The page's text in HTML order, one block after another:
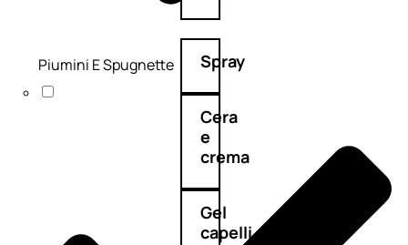
Spray
Cera
e
crema
Gel
capelli
Piumini E Spugnette